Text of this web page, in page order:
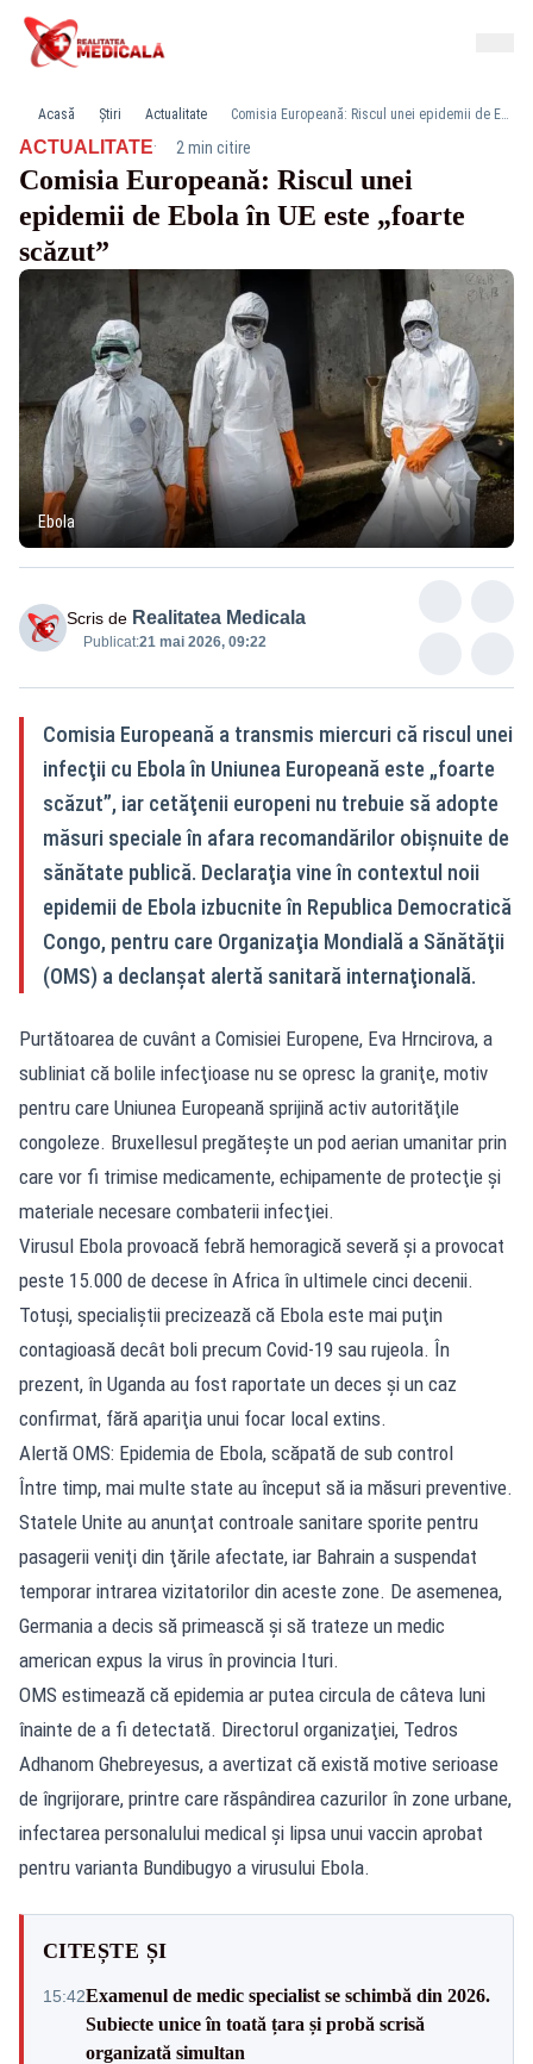
Acasă Știri Actualitate Comisia Europeană: Riscul unei epidemii de Ebola în UE este „foarte scăzut”
ACTUALITATE· 2 min citire
Comisia Europeană: Riscul unei
epidemii de Ebola în UE este „foarte
scăzut”
Ebola
Scris de Realitatea Medicala
Publicat:21 mai 2026, 09:22
Comisia Europeană a transmis miercuri că riscul unei
infecţii cu Ebola în Uniunea Europeană este „foarte
scăzut”, iar cetăţenii europeni nu trebuie să adopte
măsuri speciale în afara recomandărilor obişnuite de
sănătate publică. Declaraţia vine în contextul noii
epidemii de Ebola izbucnite în Republica Democratică
Congo, pentru care Organizaţia Mondială a Sănătăţii
(OMS) a declanşat alertă sanitară internaţională.
Purtătoarea de cuvânt a Comisiei Europene, Eva Hrncirova, a
subliniat că bolile infecţioase nu se opresc la graniţe, motiv
pentru care Uniunea Europeană sprijină activ autorităţile
congoleze. Bruxellesul pregăteşte un pod aerian umanitar prin
care vor fi trimise medicamente, echipamente de protecţie şi
materiale necesare combaterii infecţiei.
Virusul Ebola provoacă febră hemoragică severă şi a provocat
peste 15.000 de decese în Africa în ultimele cinci decenii.
Totuşi, specialiştii precizează că Ebola este mai puţin
contagioasă decât boli precum Covid-19 sau rujeola. În
prezent, în Uganda au fost raportate un deces şi un caz
confirmat, fără apariţia unui focar local extins.
Alertă OMS: Epidemia de Ebola, scăpată de sub control
Între timp, mai multe state au început să ia măsuri preventive.
Statele Unite au anunţat controale sanitare sporite pentru
pasagerii veniţi din ţările afectate, iar Bahrain a suspendat
temporar intrarea vizitatorilor din aceste zone. De asemenea,
Germania a decis să primească şi să trateze un medic
american expus la virus în provincia Ituri.
OMS estimează că epidemia ar putea circula de câteva luni
înainte de a fi detectată. Directorul organizaţiei, Tedros
Adhanom Ghebreyesus, a avertizat că există motive serioase
de îngrijorare, printre care răspândirea cazurilor în zone urbane,
infectarea personalului medical şi lipsa unui vaccin aprobat
pentru varianta Bundibugyo a virusului Ebola.
CITEȘTE ȘI
15:42Examenul de medic specialist se schimbă din 2026.
Subiecte unice în toată țara și probă scrisă
organizată simultan